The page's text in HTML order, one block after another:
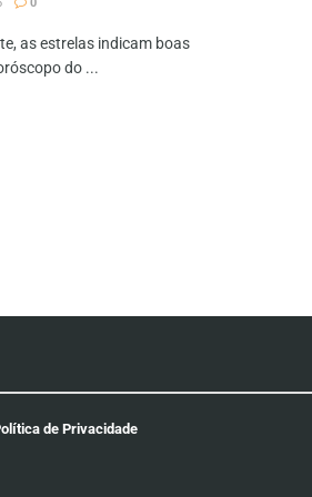
as estrelas indicam boas
do ...
de Privacidade